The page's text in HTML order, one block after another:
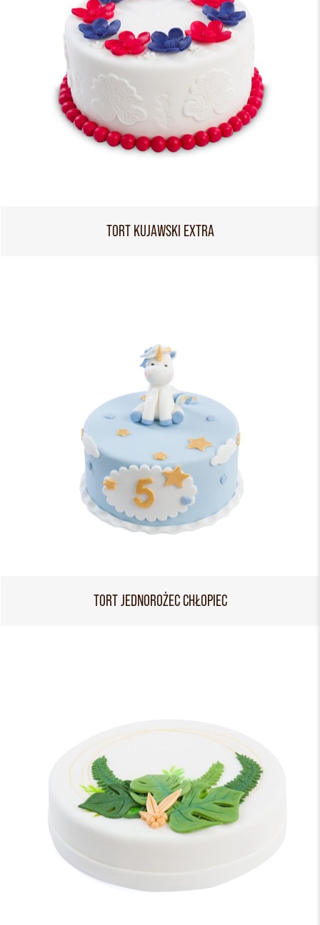
TORT KUJAWSKI EXTRA
TORT JEDNOROŻEC CHŁOPIEC